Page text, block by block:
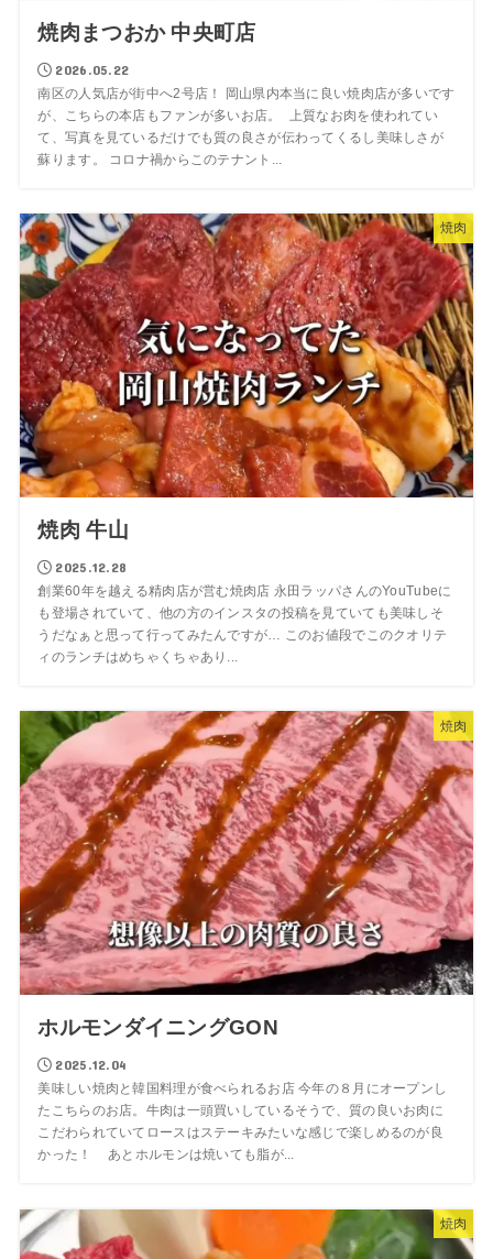
焼肉まつおか 中央町店
2026.05.22
南区の人気店が街中へ2号店！ 岡山県内本当に良い焼肉店が多いです
が、こちらの本店もファンが多いお店。 上質なお肉を使われてい
て、写真を見ているだけでも質の良さが伝わってくるし美味しさが
蘇ります。 コロナ禍からこのテナント...
焼肉
焼肉 牛山
2025.12.28
創業60年を越える精肉店が営む焼肉店 永田ラッパさんのYouTubeに
も登場されていて、他の方のインスタの投稿を見ていても美味しそ
うだなぁと思って行ってみたんですが… このお値段でこのクオリテ
ィのランチはめちゃくちゃあり...
焼肉
ホルモンダイニングGON
2025.12.04
美味しい焼肉と韓国料理が食べられるお店 今年の８月にオープンし
たこちらのお店。牛肉は一頭買いしているそうで、質の良いお肉に
こだわられていてロースはステーキみたいな感じで楽しめるのが良
かった！ あとホルモンは焼いても脂が...
焼肉